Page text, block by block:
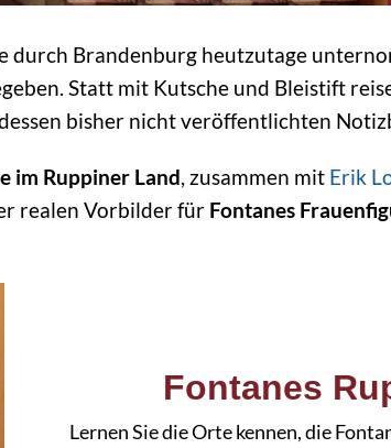
durch Brandenburg heutzutage
Statt mit Kutsche und Bleistift
bisher nicht veröffentlichten
im Ruppiner Land, zusammen mit Erik
realen Vorbilder für Fontanes
Fontanes
Lernen Sie die Orte kennen, die